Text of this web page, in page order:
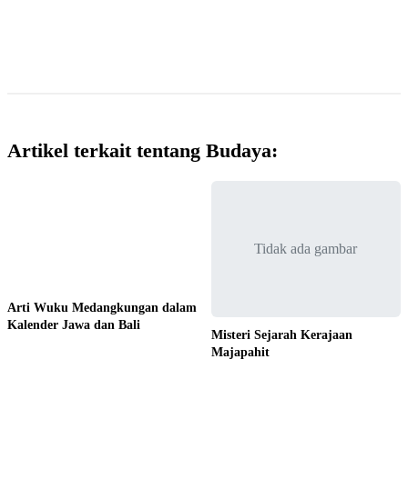
Artikel terkait tentang Budaya:
Arti Wuku Medangkungan dalam
Kalender Jawa dan Bali
Tidak ada gambar
Misteri Sejarah Kerajaan
Majapahit